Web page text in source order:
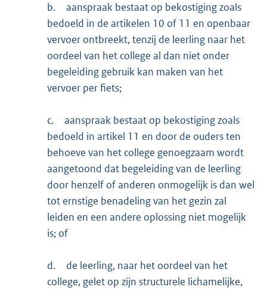
b.
aanspraak bestaat op bekostiging zoals
bedoeld in de artikelen 10 of 11 en openbaar
vervoer ontbreekt, tenzij de leerling naar het
oordeel van het college al dan niet onder
begeleiding gebruik kan maken van het
vervoer per fiets;
c.
aanspraak bestaat op bekostiging zoals
bedoeld in artikel 11 en door de ouders ten
behoeve van het college genoegzaam wordt
aangetoond dat begeleiding van de leerling
door henzelf of anderen onmogelijk is dan wel
tot ernstige benadeling van het gezin zal
leiden en een andere oplossing niet mogelijk
is; of
d.
de leerling, naar het oordeel van het
college, gelet op zijn structurele lichamelijke,